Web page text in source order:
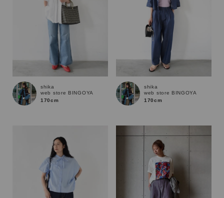
商品タイプ
通常商品 予約商品
セール価格 WEB限定
在庫
在庫あり 在庫なし含む
shika
web store BINGOYA
170cm
shika
web store BINGOYA
170cm